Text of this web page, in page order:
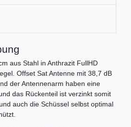
aus Stahl in Anthrazit FullHD
Offset Sat Antenne mit 38,7 dB
der Antennenarm haben eine
das Rückenteil ist verzinkt somit
auch die Schüssel selbst optimal